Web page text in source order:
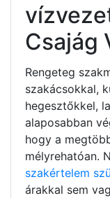
Csajág
Rengeteg
szakácsokkal,
hegesztőkkel,
alaposabban
hogy a
mélyrehatóan.
szakértelem
árakkal sem